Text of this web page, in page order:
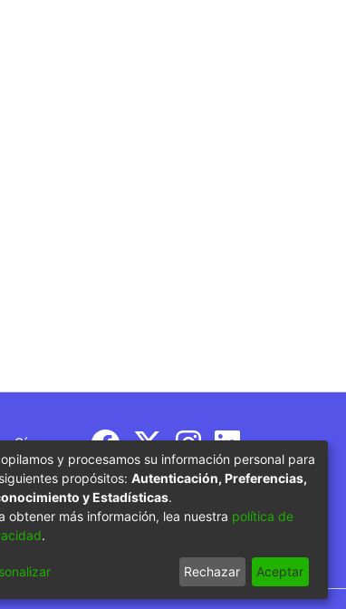
Síguenos
parte del Ministerio de Educación
y procesamos su información personal para
propósitos: Autenticación, Preferencias,
y Estadísticas.
obtener más información, lea nuestra política de
.
Rechazar Aceptar